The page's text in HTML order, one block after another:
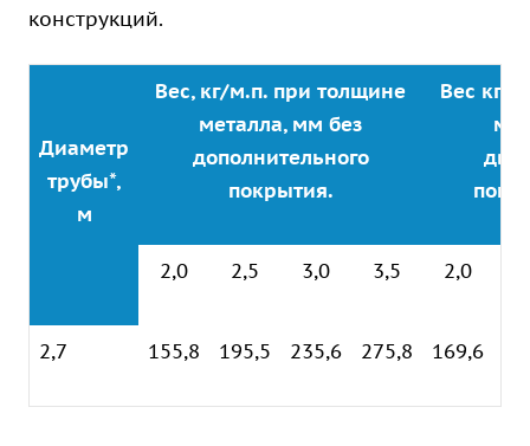
конструкций.
Диаметр
трубы*,
м
Вес, кг/м.п. при толщине
металла, мм без
дополнительного
покрытия.
Вес кг/
2,0 2,5 3,0 3,5 2,0
2,7 155,8 195,5 235,6 275,8 169,6